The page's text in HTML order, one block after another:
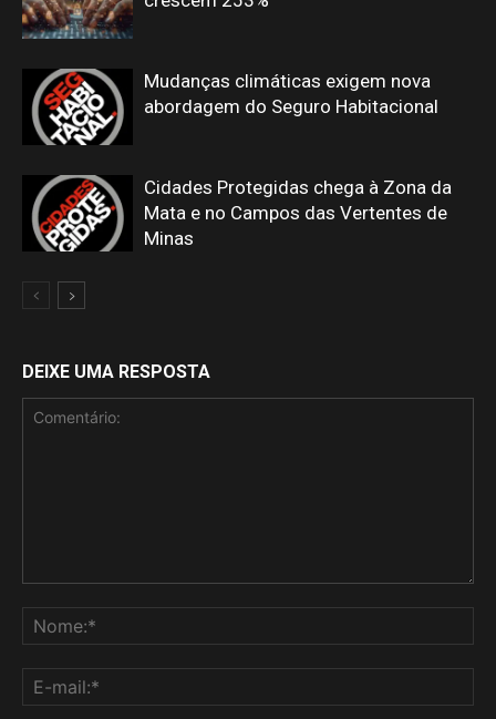
Mudanças climáticas exigem nova
abordagem do Seguro Habitacional
Cidades Protegidas chega à Zona da
Mata e no Campos das Vertentes de
Minas
DEIXE UMA RESPOSTA